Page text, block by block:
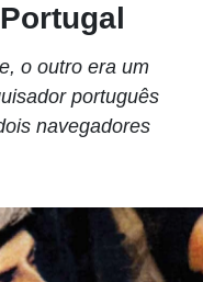
o outro era um
português
navegadores